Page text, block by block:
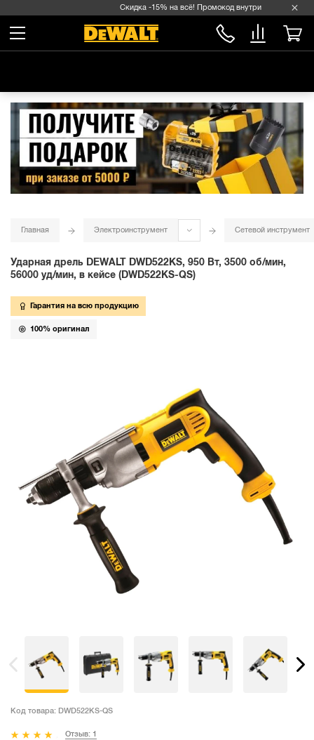
Скидка -15% на всё! Промокод внутри →
Главная Электроинструмент Сетевой инструмент
Ударная дрель DEWALT DWD522KS, 950 Вт, 3500 об/мин,
56000 уд/мин, в кейсе (DWD522KS-QS)
Гарантия на всю продукцию
100% оригинал
Код товара: DWD522KS-QS
Отзыв: 1